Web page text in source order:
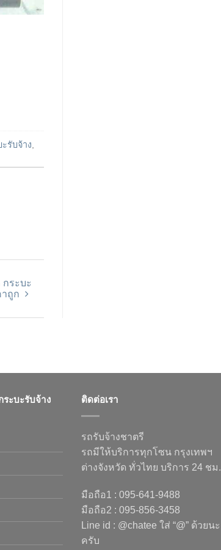
รับจ้าง,
กระบะ
ถูก
ะบะรับจ้าง ติดต่อเรา
รถรับจ้างชาตรี
รถมีให้บริการทุกโซน กรุงเทพฯ
ต่างจังหวัด ทั่วไทย บริการ 24 ชม.
มือถือ1 : 095-641-9488
มือถือ2 : 095-856-3458
Line id : @chatee ใส่ “@” ด้วยนะ
ครับ